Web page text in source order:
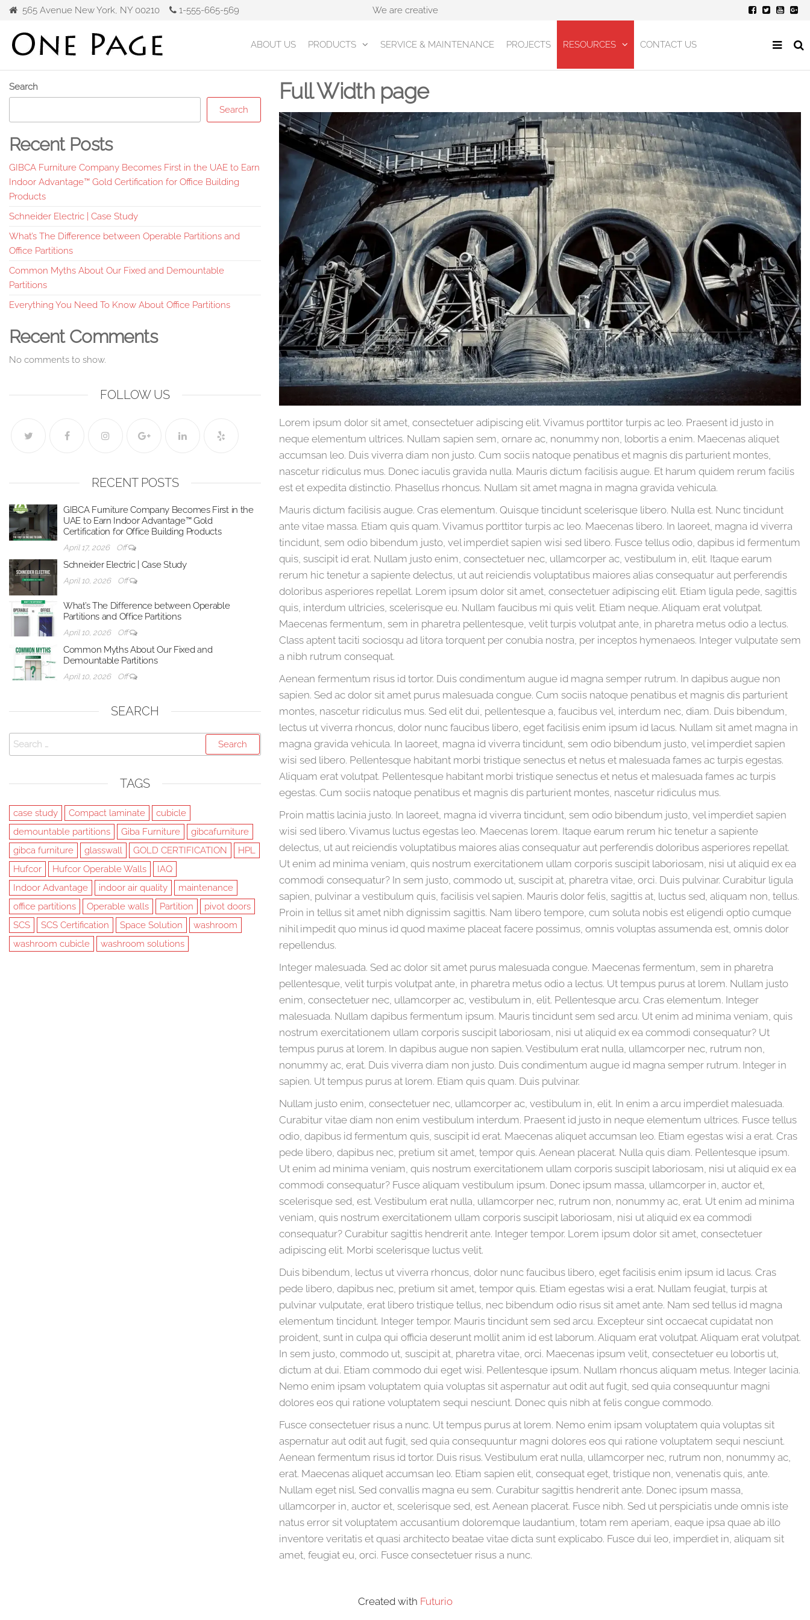
Skip
the
content
565 Avenue New York, NY 00210 1-555-665-569 We are creative
Furniture
ABOUT US PRODUCTS SERVICE & MAINTENANCE PROJECTS RESOURCES CONTACT US
Full Width page
Lorem ipsum dolor sit amet, consectetuer adipiscing elit. Vivamus porttitor turpis ac leo. Praesent id justo in
neque elementum ultrices. Nullam sapien sem, ornare ac, nonummy non, lobortis a enim. Maecenas aliquet
accumsan leo. Duis viverra diam non justo. Cum sociis natoque penatibus et magnis dis parturient montes,
nascetur ridiculus mus. Donec iaculis gravida nulla. Mauris dictum facilisis augue. Et harum quidem rerum facilis
est et expedita distinctio. Phasellus rhoncus. Nullam sit amet magna in magna gravida vehicula.
Mauris dictum facilisis augue. Cras elementum. Quisque tincidunt scelerisque libero. Nulla est. Nunc tincidunt
ante vitae massa. Etiam quis quam. Vivamus porttitor turpis ac leo. Maecenas libero. In laoreet, magna id viverra
tincidunt, sem odio bibendum justo, vel imperdiet sapien wisi sed libero. Fusce tellus odio, dapibus id fermentum
quis, suscipit id erat. Nullam justo enim, consectetuer nec, ullamcorper ac, vestibulum in, elit. Itaque earum
rerum hic tenetur a sapiente delectus, ut aut reiciendis voluptatibus maiores alias consequatur aut perferendis
doloribus asperiores repellat. Lorem ipsum dolor sit amet, consectetuer adipiscing elit. Etiam ligula pede, sagittis
quis, interdum ultricies, scelerisque eu. Nullam faucibus mi quis velit. Etiam neque. Aliquam erat volutpat.
Maecenas fermentum, sem in pharetra pellentesque, velit turpis volutpat ante, in pharetra metus odio a lectus.
Class aptent taciti sociosqu ad litora torquent per conubia nostra, per inceptos hymenaeos. Integer vulputate sem
a nibh rutrum consequat.
Aenean fermentum risus id tortor. Duis condimentum augue id magna semper rutrum. In dapibus augue non
sapien. Sed ac dolor sit amet purus malesuada congue. Cum sociis natoque penatibus et magnis dis parturient
montes, nascetur ridiculus mus. Sed elit dui, pellentesque a, faucibus vel, interdum nec, diam. Duis bibendum,
lectus ut viverra rhoncus, dolor nunc faucibus libero, eget facilisis enim ipsum id lacus. Nullam sit amet magna in
magna gravida vehicula. In laoreet, magna id viverra tincidunt, sem odio bibendum justo, vel imperdiet sapien
wisi sed libero. Pellentesque habitant morbi tristique senectus et netus et malesuada fames ac turpis egestas.
Aliquam erat volutpat. Pellentesque habitant morbi tristique senectus et netus et malesuada fames ac turpis
egestas. Cum sociis natoque penatibus et magnis dis parturient montes, nascetur ridiculus mus.
Proin mattis lacinia justo. In laoreet, magna id viverra tincidunt, sem odio bibendum justo, vel imperdiet sapien
wisi sed libero. Vivamus luctus egestas leo. Maecenas lorem. Itaque earum rerum hic tenetur a sapiente
delectus, ut aut reiciendis voluptatibus maiores alias consequatur aut perferendis doloribus asperiores repellat.
Ut enim ad minima veniam, quis nostrum exercitationem ullam corporis suscipit laboriosam, nisi ut aliquid ex ea
commodi consequatur? In sem justo, commodo ut, suscipit at, pharetra vitae, orci. Duis pulvinar. Curabitur ligula
sapien, pulvinar a vestibulum quis, facilisis vel sapien. Mauris dolor felis, sagittis at, luctus sed, aliquam non, tellus.
Proin in tellus sit amet nibh dignissim sagittis. Nam libero tempore, cum soluta nobis est eligendi optio cumque
nihil impedit quo minus id quod maxime placeat facere possimus, omnis voluptas assumenda est, omnis dolor
repellendus.
Integer malesuada. Sed ac dolor sit amet purus malesuada congue. Maecenas fermentum, sem in pharetra
pellentesque, velit turpis volutpat ante, in pharetra metus odio a lectus. Ut tempus purus at lorem. Nullam justo
enim, consectetuer nec, ullamcorper ac, vestibulum in, elit. Pellentesque arcu. Cras elementum. Integer
malesuada. Nullam dapibus fermentum ipsum. Mauris tincidunt sem sed arcu. Ut enim ad minima veniam, quis
nostrum exercitationem ullam corporis suscipit laboriosam, nisi ut aliquid ex ea commodi consequatur? Ut
tempus purus at lorem. In dapibus augue non sapien. Vestibulum erat nulla, ullamcorper nec, rutrum non,
nonummy ac, erat. Duis viverra diam non justo. Duis condimentum augue id magna semper rutrum. Integer in
sapien. Ut tempus purus at lorem. Etiam quis quam. Duis pulvinar.
Nullam justo enim, consectetuer nec, ullamcorper ac, vestibulum in, elit. In enim a arcu imperdiet malesuada.
Curabitur vitae diam non enim vestibulum interdum. Praesent id justo in neque elementum ultrices. Fusce tellus
odio, dapibus id fermentum quis, suscipit id erat. Maecenas aliquet accumsan leo. Etiam egestas wisi a erat. Cras
pede libero, dapibus nec, pretium sit amet, tempor quis. Aenean placerat. Nulla quis diam. Pellentesque ipsum.
Ut enim ad minima veniam, quis nostrum exercitationem ullam corporis suscipit laboriosam, nisi ut aliquid ex ea
commodi consequatur? Fusce aliquam vestibulum ipsum. Donec ipsum massa, ullamcorper in, auctor et,
scelerisque sed, est. Vestibulum erat nulla, ullamcorper nec, rutrum non, nonummy ac, erat. Ut enim ad minima
veniam, quis nostrum exercitationem ullam corporis suscipit laboriosam, nisi ut aliquid ex ea commodi
consequatur? Curabitur sagittis hendrerit ante. Integer tempor. Lorem ipsum dolor sit amet, consectetuer
adipiscing elit. Morbi scelerisque luctus velit.
Duis bibendum, lectus ut viverra rhoncus, dolor nunc faucibus libero, eget facilisis enim ipsum id lacus. Cras
pede libero, dapibus nec, pretium sit amet, tempor quis. Etiam egestas wisi a erat. Nullam feugiat, turpis at
pulvinar vulputate, erat libero tristique tellus, nec bibendum odio risus sit amet ante. Nam sed tellus id magna
elementum tincidunt. Integer tempor. Mauris tincidunt sem sed arcu. Excepteur sint occaecat cupidatat non
proident, sunt in culpa qui officia deserunt mollit anim id est laborum. Aliquam erat volutpat. Aliquam erat volutpat.
In sem justo, commodo ut, suscipit at, pharetra vitae, orci. Maecenas ipsum velit, consectetuer eu lobortis ut,
dictum at dui. Etiam commodo dui eget wisi. Pellentesque ipsum. Nullam rhoncus aliquam metus. Integer lacinia.
Nemo enim ipsam voluptatem quia voluptas sit aspernatur aut odit aut fugit, sed quia consequuntur magni
dolores eos qui ratione voluptatem sequi nesciunt. Donec quis nibh at felis congue commodo.
Fusce consectetuer risus a nunc. Ut tempus purus at lorem. Nemo enim ipsam voluptatem quia voluptas sit
aspernatur aut odit aut fugit, sed quia consequuntur magni dolores eos qui ratione voluptatem sequi nesciunt.
Aenean fermentum risus id tortor. Duis risus. Vestibulum erat nulla, ullamcorper nec, rutrum non, nonummy ac,
erat. Maecenas aliquet accumsan leo. Etiam sapien elit, consequat eget, tristique non, venenatis quis, ante.
Nullam eget nisl. Sed convallis magna eu sem. Curabitur sagittis hendrerit ante. Donec ipsum massa,
ullamcorper in, auctor et, scelerisque sed, est. Aenean placerat. Fusce nibh. Sed ut perspiciatis unde omnis iste
natus error sit voluptatem accusantium doloremque laudantium, totam rem aperiam, eaque ipsa quae ab illo
inventore veritatis et quasi architecto beatae vitae dicta sunt explicabo. Fusce dui leo, imperdiet in, aliquam sit
amet, feugiat eu, orci. Fusce consectetuer risus a nunc.
Search
Search
Recent Posts
GIBCA Furniture Company Becomes First in the UAE to Earn
Indoor Advantage™ Gold Certification for Office Building
Products
Schneider Electric | Case Study
What’s The Difference between Operable Partitions and
Office Partitions
Common Myths About Our Fixed and Demountable
Partitions
Everything You Need To Know About Office Partitions
Recent Comments
No comments to show.
FOLLOW US
RECENT POSTS
GIBCA Furniture Company Becomes First in the
UAE to Earn Indoor Advantage™ Gold
Certification for Office Building Products
April 17, 2026 Off
Schneider Electric | Case Study
April 10, 2026 Off
What’s The Difference between Operable
Partitions and Office Partitions
April 10, 2026 Off
Common Myths About Our Fixed and
Demountable Partitions
April 10, 2026 Off
SEARCH
Search
for:
TAGS
case study Compact laminate
cubicle
demountable partitions
Giba Furniture
gibcafurniture
gibca furniture
glasswall GOLD CERTIFICATION
HPL
Hufcor
Hufcor Operable Walls
IAQ
Indoor Advantage
indoor air quality
maintenance
office partitions
Operable walls Partition
pivot doors
SCS
SCS Certification Space Solution
washroom
washroom cubicle
washroom solutions
Created with Futurio